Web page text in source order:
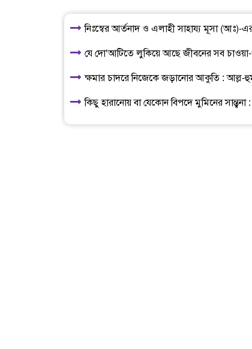
নিঃস্বের আর্তনাদ ও এলাহী সাহায্য মূসা (আঃ)-
যে দো‘আটিতে লুকিয়ে আছে জীবনের সব
ক্ষমার চাদরে নিজেকে জড়ানোর আকুতি : আল্ল-
কিছু হারানোয় বা যেকোন বিপদে মুমিনের